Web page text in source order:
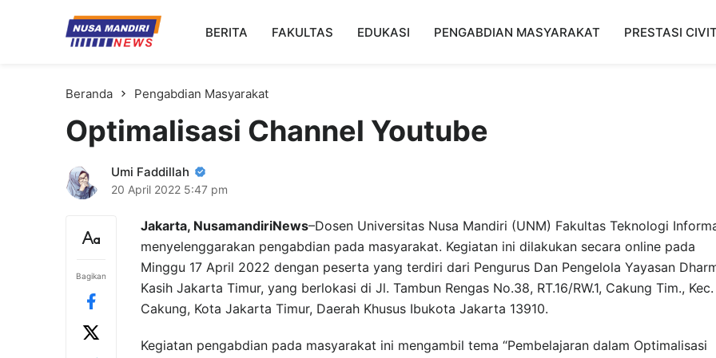
Kampus Digital Bisnis
Universitas Nusa Mandiri
BERITA FAKULTAS EDUKASI PENGABDIAN MASYARAKAT PRESTASI
Beranda Pengabdian Masyarakat
Optimalisasi Channel Youtube
Umi Faddillah
20 April 2022 5:47 pm
Bagikan
Jakarta, NusamandiriNews–Dosen Universitas Nusa Mandiri (UNM) Fakultas Teknologi
menyelenggarakan pengabdian pada masyarakat. Kegiatan ini dilakukan secara online pada
Minggu 17 April 2022 dengan peserta yang terdiri dari Pengurus Dan Pengelola Yayasan
Kasih Jakarta Timur, yang berlokasi di Jl. Tambun Rengas No.38, RT.16/RW.1, Cakung Tim., Kec.
Cakung, Kota Jakarta Timur, Daerah Khusus Ibukota Jakarta 13910.
Kegiatan pengabdian pada masyarakat ini mengambil tema “Pembelajaran dalam Optimalisasi